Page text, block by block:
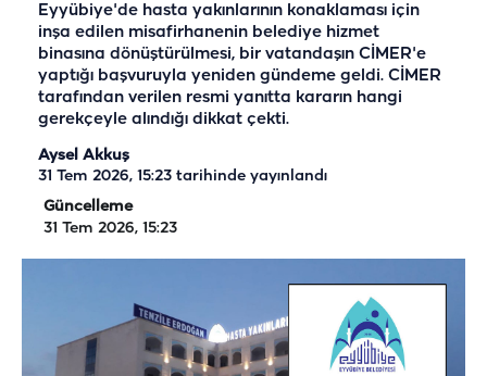
Eyyübiye'de hasta yakınlarının konaklaması için
inşa edilen misafirhanenin belediye hizmet
binasına dönüştürülmesi, bir vatandaşın CİMER'e
yaptığı başvuruyla yeniden gündeme geldi. CİMER
tarafından verilen resmi yanıtta kararın hangi
gerekçeyle alındığı dikkat çekti.
Aysel Akkuş
31 Tem 2026, 15:23 tarihinde yayınlandı
Güncelleme
31 Tem 2026, 15:23